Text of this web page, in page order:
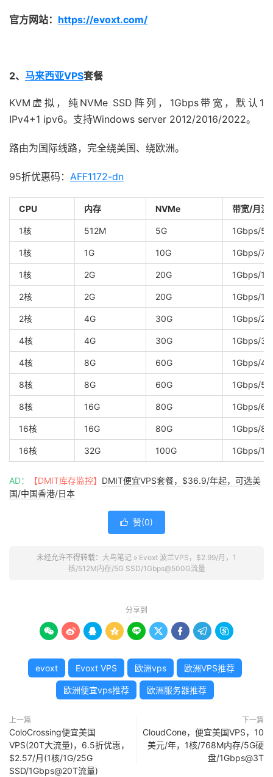
官方网站： https://evoxt.com/
2、 马来西亚VPS套餐
KVM虚拟，纯NVMe SSD阵列，1Gbps带宽，默认1
IPv4+1 ipv6。支持Windows server 2012/2016/2022。
路由为国际线路，完全绕美国、绕欧洲。
95折优惠码： AFF1172-dn
CPU 内存 NVMe 带宽/月流
1核 512M 5G 1Gbps/
1核 1G 10G 1Gbps/
1核 2G 20G 1Gbps/1T
2核 2G 20G 1Gbps/
2核 4G 30G 1Gbps/2T
4核 4G 30G 1Gbps/3T
4核 8G 60G 1Gbps/4T
8核 8G 60G 1Gbps/5T
8核 16G 80G 1Gbps/6T
16核 16G 80G 1Gbps/8T
16核 32G 100G 1Gbps/
AD： 【DMIT库存监控】 DMIT便宜VPS套餐，$36.9/年起，可选美
国/中国香港/日本
 赞(0)
未经允许不得转载： 大鸟笔记 » Evoxt 波兰VPS，$2.99/月，1
核/512M内存/5G SSD/1Gbps@500G流量
分享到
        
evoxt Evoxt VPS 欧洲vps 欧洲VPS推荐
欧洲便宜vps推荐 欧洲服务器推荐
上一篇
ColoCrossing便宜美国
VPS(20T大流量)，6.5折优惠，
$2.57/月(1核/1G/25G
SSD/1Gbps@20T流量)
下一篇
CloudCone，便宜美国VPS，10
美元/年，1核/768M内存/5G硬
盘/1Gbps@3T